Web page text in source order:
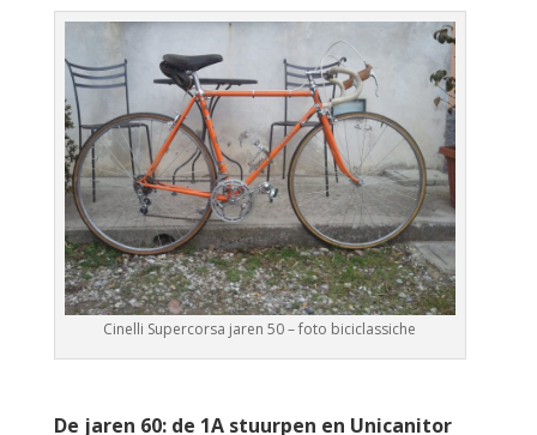
Cinelli Supercorsa jaren 50 – foto biciclassiche
De jaren 60: de 1A stuurpen en Unicanitor